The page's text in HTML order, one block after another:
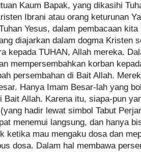
Kaum Bapak, yang dikasihi
Ibrani atau orang keturunan
Yesus, dalam pembacaan
diajarkan dalam dogma Kristen
kepada TUHAN, Allah mereka.
mempersembahkan korban
persembahan di Bait Allah.
Hanya Imam Besar-lah yang
Bait Allah. Karena itu, siapa-pun
hadir lewat simbol Tabut
menemui langsung, dan hanya
ketika mau mengaku dosa dan
dosa. Dalam hal membawa